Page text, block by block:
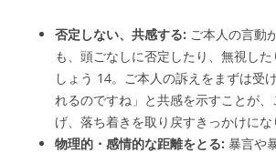
否定しない、共感する: ご本人の言動
も、頭ごなしに否定したり、無視し
しょう 14。ご本人の訴えをまずは受
れるのですね」と共感を示すことが
げ、落ち着きを取り戻すきっかけにな
物理的・感情的な距離をとる: 暴言や